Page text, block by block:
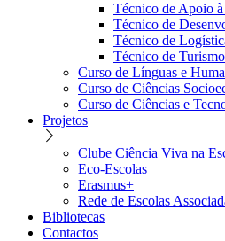
Técnico de Apoio
Técnico de
Técnico de
Técnico de Turismo
Curso de Línguas e
Curso de Ciências
Curso de Ciências e
Projetos
Clube Ciência Viva na
Eco-Escolas
Erasmus+
Rede de Escolas
Bibliotecas
Contactos